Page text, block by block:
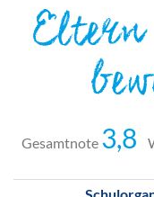
Eltern
Gesamtnote 3,8